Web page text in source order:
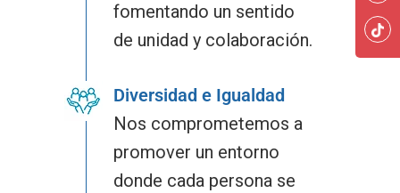
fomentando un sentido
de unidad y colaboración.
Diversidad e Igualdad
Nos comprometemos a
promover un entorno
donde cada persona se